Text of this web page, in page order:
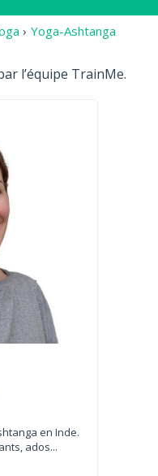
› Yoga-Ashtanga
l’équipe TrainMe.
en Inde.
ados...